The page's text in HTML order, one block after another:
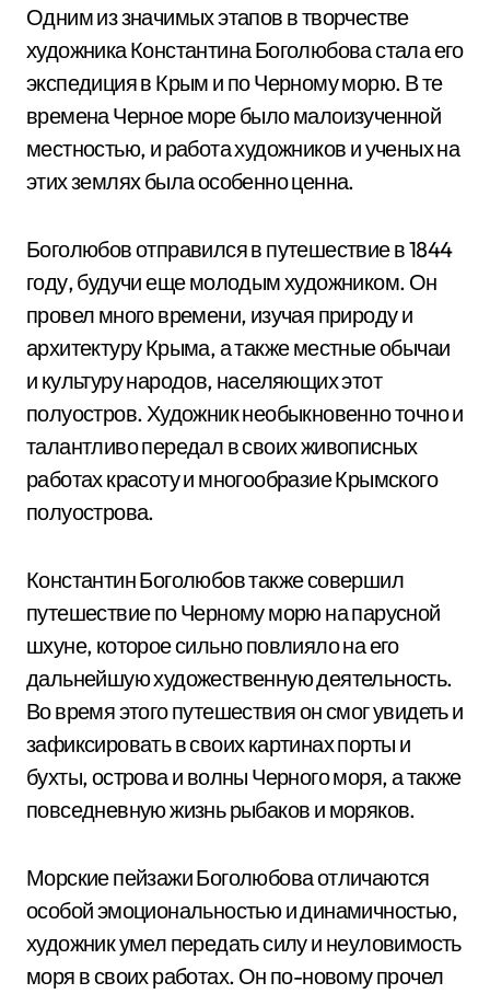
Одним из значимых этапов в творчестве
художника Константина Боголюбова стала его
экспедиция в Крым и по Черному морю. В те
времена Черное море было малоизученной
местностью, и работа художников и ученых на
этих землях была особенно ценна.
Боголюбов отправился в путешествие в 1844
году, будучи еще молодым художником. Он
провел много времени, изучая природу и
архитектуру Крыма, а также местные обычаи
и культуру народов, населяющих этот
полуостров. Художник необыкновенно точно и
талантливо передал в своих живописных
работах красоту и многообразие Крымского
полуострова.
Константин Боголюбов также совершил
путешествие по Черному морю на парусной
шхуне, которое сильно повлияло на его
дальнейшую художественную деятельность.
Во время этого путешествия он смог увидеть и
зафиксировать в своих картинах порты и
бухты, острова и волны Черного моря, а также
повседневную жизнь рыбаков и моряков.
Морские пейзажи Боголюбова отличаются
особой эмоциональностью и динамичностью,
художник умел передать силу и неуловимость
моря в своих работах. Он по-новому прочел